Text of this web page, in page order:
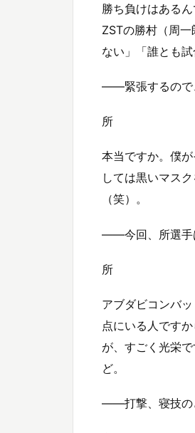
勝ち負けはある
ZSTの勝村（周
ない」「誰とも
——緊張するので
所
本当ですか。僕
しては黒いマス
（笑）。
——今回、所選手
所
アブダビコンバ
点にいる人です
が、すごく光栄
ど。
——打撃、寝技の